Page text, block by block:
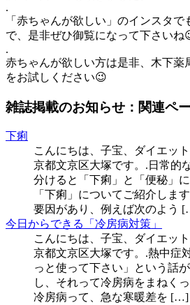
.
「赤ちゃんが欲しい」のインスタ
で、是非ぜひ御覧になって下さいね
.
赤ちゃんが欲しい方は是非、木下薬
をお試しください😉
雑誌掲載のお知らせ：関連ペ
下痢
こんにちは、子宝、ダイエッ
京都文京区大塚です。.日常的
分けると「下痢」と「便秘」
「下痢」についてご紹介しま
要因があり、例えば次のよう
今日からできる「冷房病対策」
こんにちは、子宝、ダイエッ
京都文京区大塚です。.熱中症
っと使って下さい」という話
し、それって冷房病をまねく
冷房病って、急な寒暖差を […]